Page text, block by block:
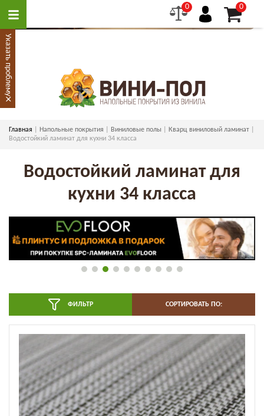
0 0
Главная Напольные покрытия Виниловые полы
Кварц виниловый ламинат
Водостойкий ламинат для кухни 34 класса
Водостойкий ламинат для
кухни 34 класса
ФИЛЬТР СОРТИРОВАТЬ ПО:
Указать проблему
×